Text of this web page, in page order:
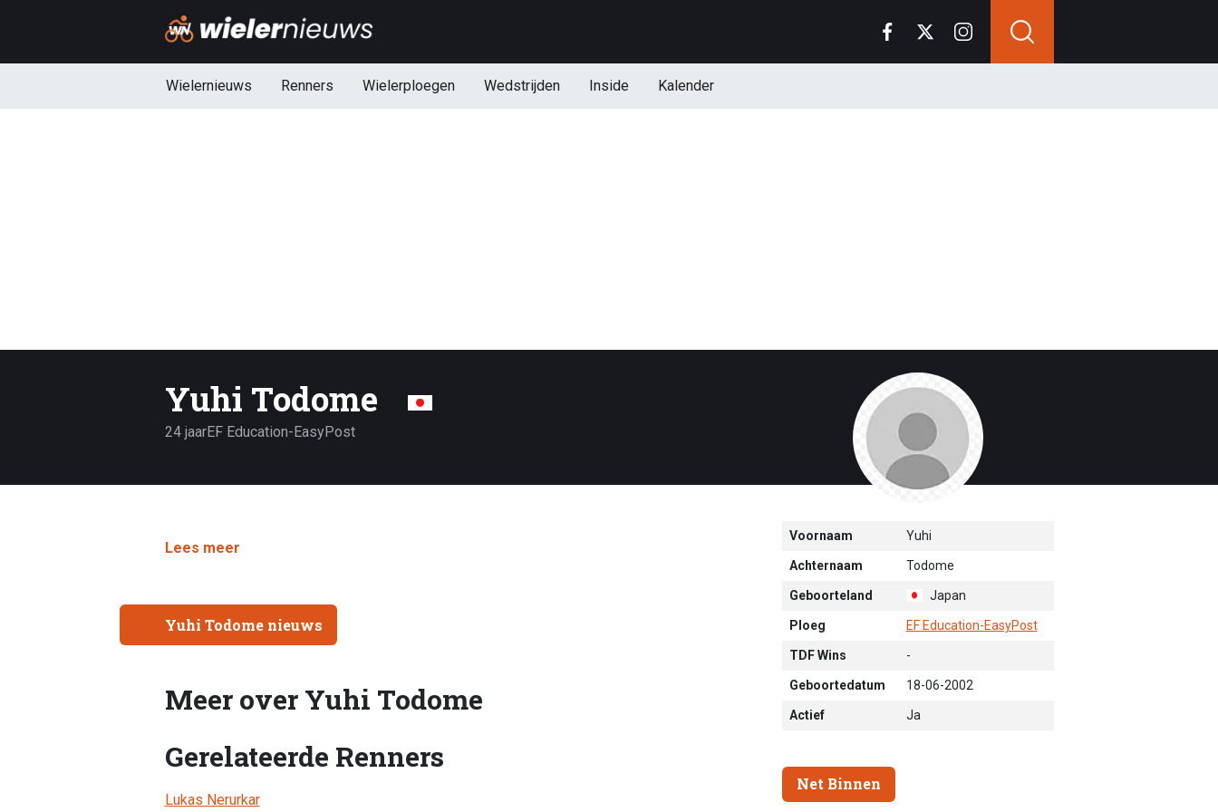
Wielernieuws Renners Wielerploegen Wedstrijden Inside Kalender
Yuhi Todome
24 jaarEF Education-EasyPost
Lees meer
Yuhi Todome nieuws
Meer over Yuhi Todome
Gerelateerde Renners
Lukas Nerurkar
Voornaam Yuhi
Achternaam Todome
Geboorteland Japan
Ploeg EF Education-EasyPost
TDF Wins -
Geboortedatum 18-06-2002
Actief Ja
Net Binnen